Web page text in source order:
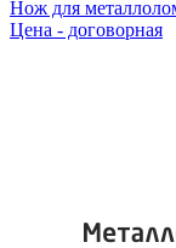
Нож для
Цена - договорная